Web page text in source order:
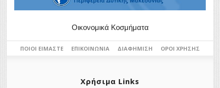
Οικονομικά Κοσμήματα
ΠΟΙΟΙ ΕΊΜΑΣΤΕ ΕΠΙΚΟΙΝΩΝΊΑ ΔΙΑΦΉΜΙΣΗ ΌΡΟΙ ΧΡΉΣΗΣ
Χρήσιμα Links